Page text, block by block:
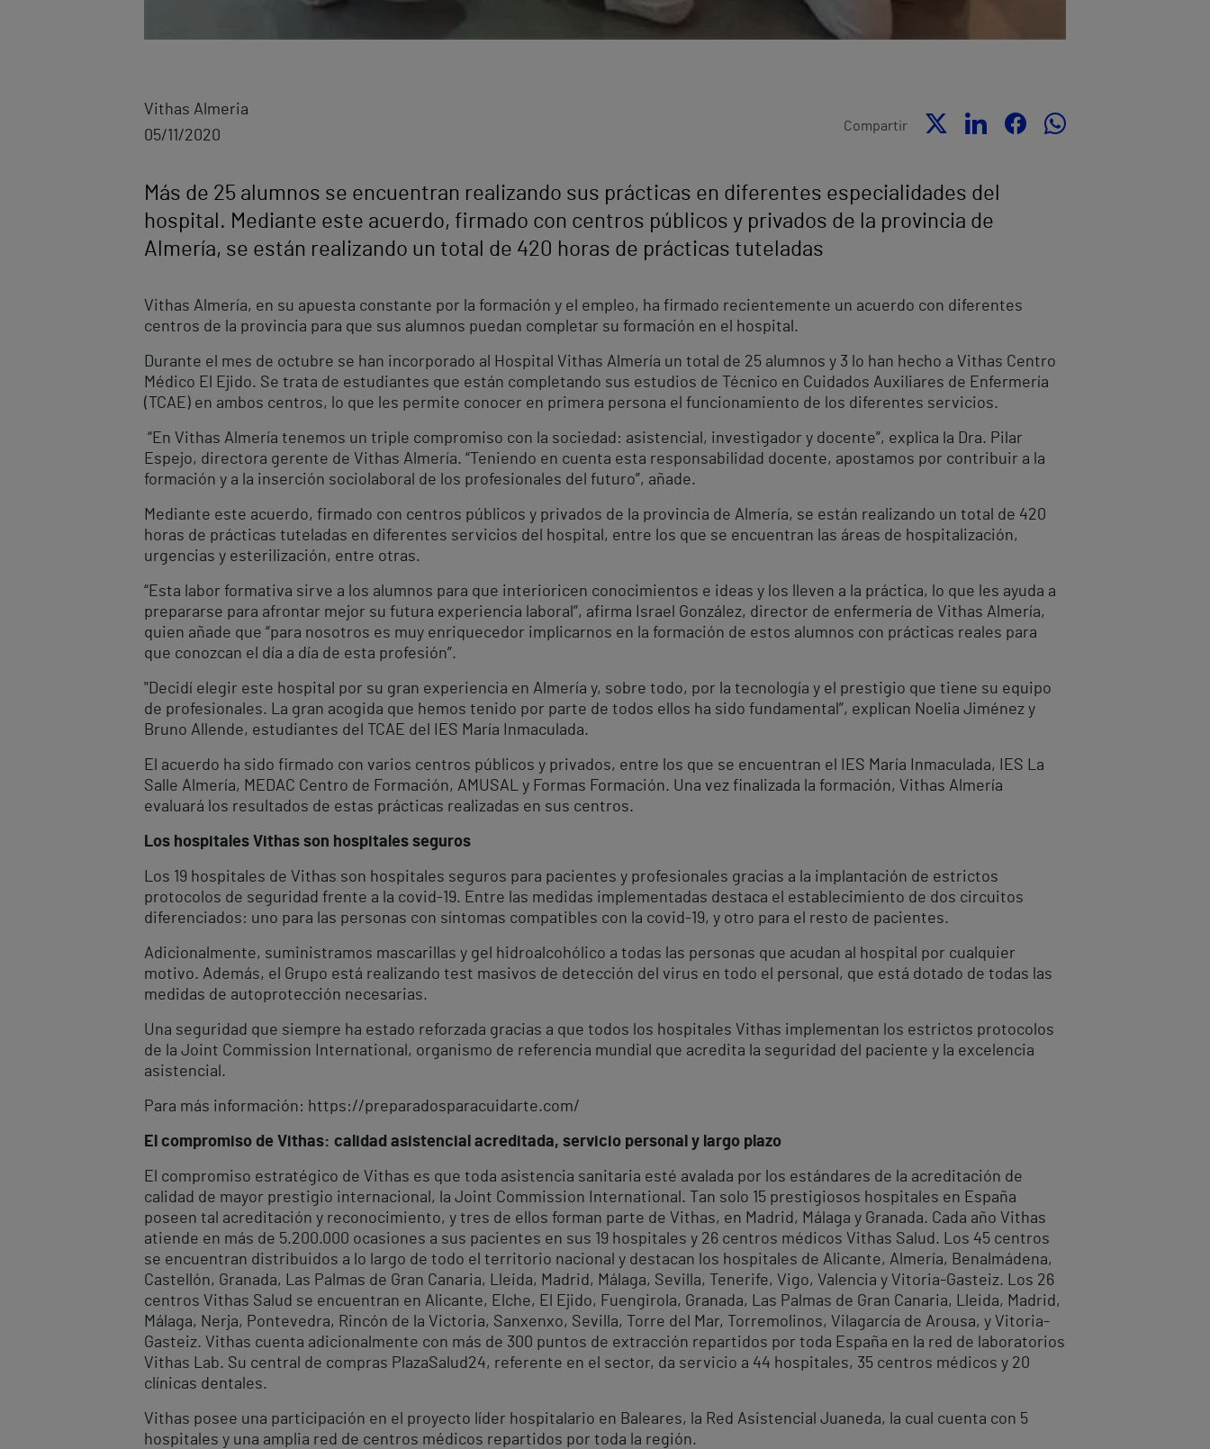
Vithas Almeria
05/11/2020
Compartir
Más de 25 alumnos se encuentran realizando sus prácticas en diferentes especialidades del
hospital. Mediante este acuerdo, firmado con centros públicos y privados de la provincia de
Almería, se están realizando un total de 420 horas de prácticas tuteladas
Vithas Almería, en su apuesta constante por la formación y el empleo, ha firmado recientemente un acuerdo con diferentes
centros de la provincia para que sus alumnos puedan completar su formación en el hospital.
Durante el mes de octubre se han incorporado al Hospital Vithas Almería un total de 25 alumnos y 3 lo han hecho a Vithas Centro
Médico El Ejido. Se trata de estudiantes que están completando sus estudios de Técnico en Cuidados Auxiliares de Enfermería
(TCAE) en ambos centros, lo que les permite conocer en primera persona el funcionamiento de los diferentes servicios.
“En Vithas Almería tenemos un triple compromiso con la sociedad: asistencial, investigador y docente”, explica la Dra. Pilar
Espejo, directora gerente de Vithas Almería. “Teniendo en cuenta esta responsabilidad docente, apostamos por contribuir a la
formación y a la inserción sociolaboral de los profesionales del futuro”, añade.
Mediante este acuerdo, firmado con centros públicos y privados de la provincia de Almería, se están realizando un total de 420
horas de prácticas tuteladas en diferentes servicios del hospital, entre los que se encuentran las áreas de hospitalización,
urgencias y esterilización, entre otras.
“Esta labor formativa sirve a los alumnos para que interioricen conocimientos e ideas y los lleven a la práctica, lo que les ayuda a
prepararse para afrontar mejor su futura experiencia laboral”, afirma Israel González, director de enfermería de Vithas Almería,
quien añade que “para nosotros es muy enriquecedor implicarnos en la formación de estos alumnos con prácticas reales para
que conozcan el día a día de esta profesión”.
"Decidí elegir este hospital por su gran experiencia en Almería y, sobre todo, por la tecnología y el prestigio que tiene su equipo
de profesionales. La gran acogida que hemos tenido por parte de todos ellos ha sido fundamental”, explican Noelia Jiménez y
Bruno Allende, estudiantes del TCAE del IES María Inmaculada.
El acuerdo ha sido firmado con varios centros públicos y privados, entre los que se encuentran el IES María Inmaculada, IES La
Salle Almería, MEDAC Centro de Formación, AMUSAL y Formas Formación. Una vez finalizada la formación, Vithas Almería
evaluará los resultados de estas prácticas realizadas en sus centros.
Los hospitales Vithas son hospitales seguros
Los 19 hospitales de Vithas son hospitales seguros para pacientes y profesionales gracias a la implantación de estrictos
protocolos de seguridad frente a la covid-19. Entre las medidas implementadas destaca el establecimiento de dos circuitos
diferenciados: uno para las personas con síntomas compatibles con la covid-19, y otro para el resto de pacientes.
Adicionalmente, suministramos mascarillas y gel hidroalcohólico a todas las personas que acudan al hospital por cualquier
motivo. Además, el Grupo está realizando test masivos de detección del virus en todo el personal, que está dotado de todas las
medidas de autoprotección necesarias.
Una seguridad que siempre ha estado reforzada gracias a que todos los hospitales Vithas implementan los estrictos protocolos
de la Joint Commission International, organismo de referencia mundial que acredita la seguridad del paciente y la excelencia
asistencial.
Para más información: https://preparadosparacuidarte.com/
El compromiso de Vithas: calidad asistencial acreditada, servicio personal y largo plazo
El compromiso estratégico de Vithas es que toda asistencia sanitaria esté avalada por los estándares de la acreditación de
calidad de mayor prestigio internacional, la Joint Commission International. Tan solo 15 prestigiosos hospitales en España
poseen tal acreditación y reconocimiento, y tres de ellos forman parte de Vithas, en Madrid, Málaga y Granada. Cada año Vithas
atiende en más de 5.200.000 ocasiones a sus pacientes en sus 19 hospitales y 26 centros médicos Vithas Salud. Los 45 centros
se encuentran distribuidos a lo largo de todo el territorio nacional y destacan los hospitales de Alicante, Almería, Benalmádena,
Castellón, Granada, Las Palmas de Gran Canaria, Lleida, Madrid, Málaga, Sevilla, Tenerife, Vigo, Valencia y Vitoria-Gasteiz. Los 26
centros Vithas Salud se encuentran en Alicante, Elche, El Ejido, Fuengirola, Granada, Las Palmas de Gran Canaria, Lleida, Madrid,
Málaga, Nerja, Pontevedra, Rincón de la Victoria, Sanxenxo, Sevilla, Torre del Mar, Torremolinos, Vilagarcía de Arousa, y Vitoria-
Gasteiz. Vithas cuenta adicionalmente con más de 300 puntos de extracción repartidos por toda España en la red de laboratorios
Vithas Lab. Su central de compras PlazaSalud24, referente en el sector, da servicio a 44 hospitales, 35 centros médicos y 20
clínicas dentales.
Vithas posee una participación en el proyecto líder hospitalario en Baleares, la Red Asistencial Juaneda, la cual cuenta con 5
hospitales y una amplia red de centros médicos repartidos por toda la región.